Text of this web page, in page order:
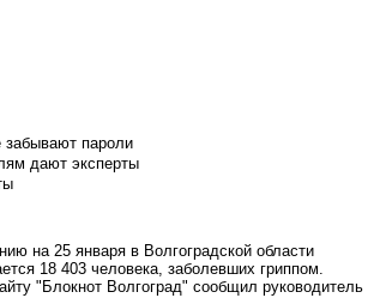
забывают пароли
дают эксперты
на 25 января в Волгоградской области
18 403 человека, заболевших гриппом.
"Блокнот Волгоград" сообщил руководитель